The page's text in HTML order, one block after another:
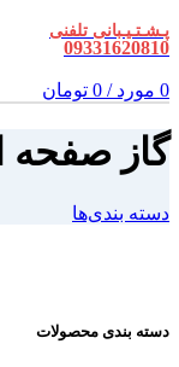
پـشـتـیـبانی تلفنی
09331620810
0 مورد /
0 تومان
گاز صفحه
دسته بندی‌ها
دسته بندی محصولات